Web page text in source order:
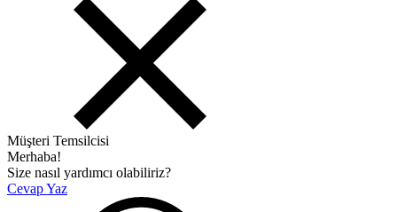
Müşteri Temsilcisi
Merhaba!
Size nasıl yardımcı olabiliriz?
Cevap Yaz